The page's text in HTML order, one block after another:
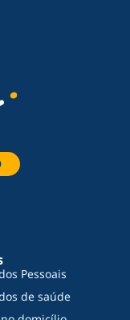
Pessoais
de saúde